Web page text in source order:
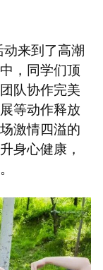
来到了高潮
，同学们顶
队协作完美
等动作释放
激情四溢的
身心健康，